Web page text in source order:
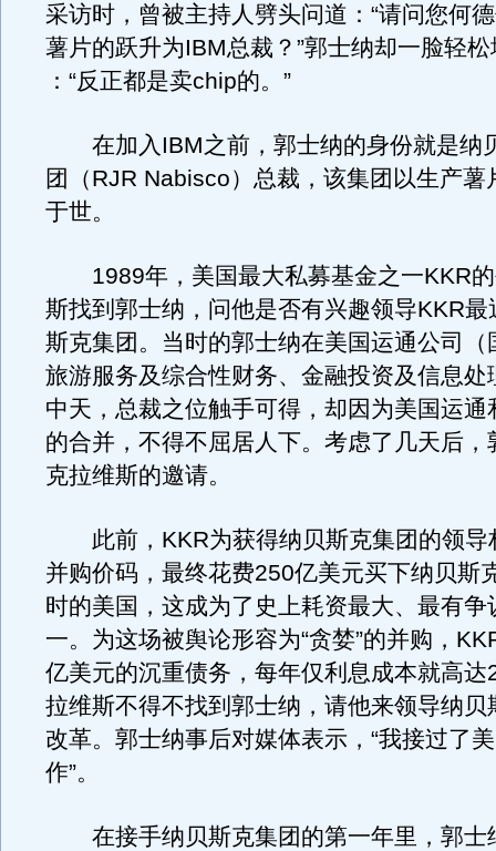
采访时，曾被主持人劈头问道：“请问您何
薯片的跃升为IBM总裁？”郭士纳却一脸轻
：“反正都是卖chip的。”
在加入IBM之前，郭士纳的身份就是纳
团（RJR Nabisco）总裁，该集团以生产薯
于世。
1989年，美国最大私募基金之一KKR的
斯找到郭士纳，问他是否有兴趣领导KKR最
斯克集团。当时的郭士纳在美国运通公司（
旅游服务及综合性财务、金融投资及信息处
中天，总裁之位触手可得，却因为美国运通
的合并，不得不屈居人下。考虑了几天后，
克拉维斯的邀请。
此前，KKR为获得纳贝斯克集团的领导
并购价码，最终花费250亿美元买下纳贝斯
时的美国，这成为了史上耗资最大、最有争
一。为这场被舆论形容为“贪婪”的并购，
亿美元的沉重债务，每年仅利息成本就高达
拉维斯不得不找到郭士纳，请他来领导纳贝
改革。郭士纳事后对媒体表示，“我接过了
作”。
在接手纳贝斯克集团的第一年里，郭士